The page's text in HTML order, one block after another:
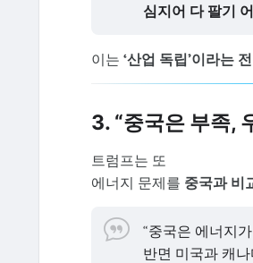
심지어 다 팔기
이는 ‘산업 독립’이라는
3. “중국은 부족,
트럼프는 또
에너지 문제를 중국과 비
“중국은 에너지
반면 미국과 캐